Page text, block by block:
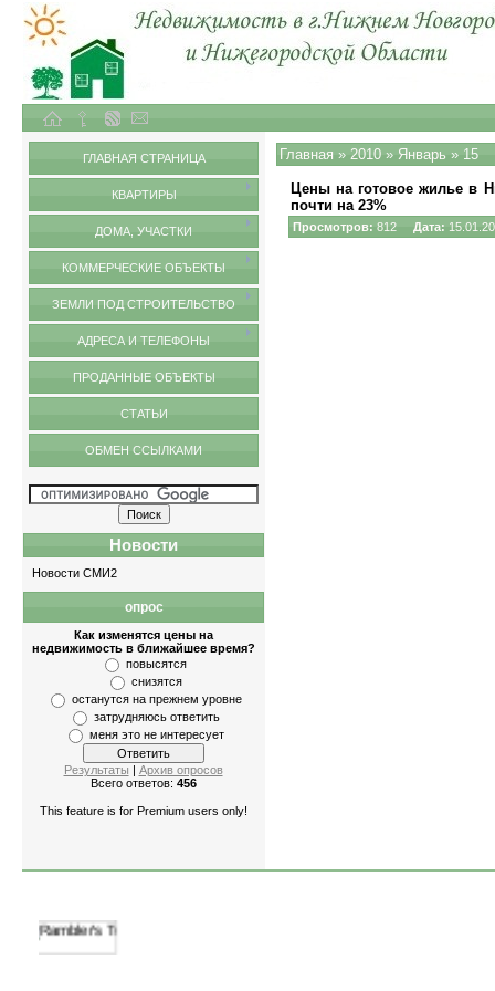
ГЛАВНАЯ СТРАНИЦА
КВАРТИРЫ
ДОМА, УЧАСТКИ
КОММЕРЧЕСКИЕ ОБЪЕКТЫ
ЗЕМЛИ ПОД СТРОИТЕЛЬСТВО
АДРЕСА И ТЕЛЕФОНЫ
ПРОДАННЫЕ ОБЪЕКТЫ
СТАТЬИ
ОБМЕН ССЫЛКАМИ
Новости
Новости СМИ2
опрос
Как изменятся цены на
недвижимость в ближайшее время?
повысятся
снизятся
останутся на прежнем уровне
затрудняюсь ответить
меня это не интересует
Результаты | Архив опросов
Всего ответов: 456
This feature is for Premium users only!
Главная » 2010 » Январь » 15
Цены на готовое жилье в
почти на 23%
Просмотров: 812 Дата: